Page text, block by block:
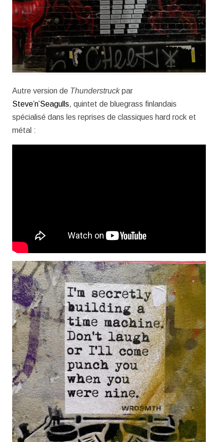
Autre version de Thunderstruckpar
Steve’n’Seagulls, quintet de bluegrass finlandais
spécialisé dans les reprises de classiques hard rock et
métal :